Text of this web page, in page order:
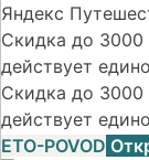
Яндекс
Скидка до
действует
Скидка до
действует
ETO-POVOD